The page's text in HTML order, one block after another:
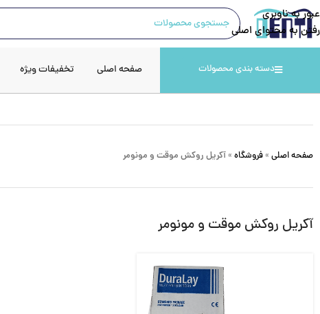
عبور به ناوبری
رفتن به محتوای اصلی
دسته بندی محصولات صفحه اصلی تخفیفات ویژه
صفحه اصلی » فروشگاه » آکریل روکش موقت و مونومر
آکریل روکش موقت و مونومر